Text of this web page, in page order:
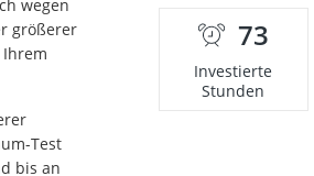
wegen
größerer
Test
bis an
73
Investierte
Stunden